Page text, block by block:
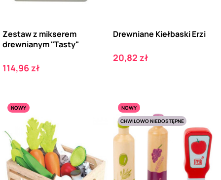
Zestaw z mikserem
drewnianym "Tasty"
Cena
114,96 zł
Drewniane Kiełbaski Erzi
Cena
20,82 zł
NOWY
NOWY
CHWILOWO NIEDOSTĘPNE